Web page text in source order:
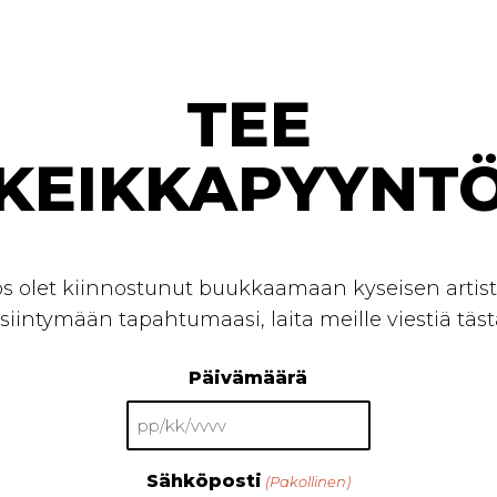
TEE
olet kiinnostunut buukkaamaan kyseisen
tapahtumaasi, laita meille viestiä
Päivämäärä
PP
KKSähköposti (Pakollinen)